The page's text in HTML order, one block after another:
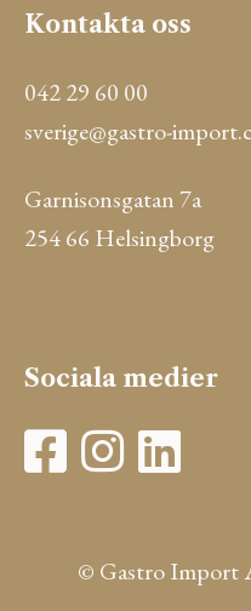
Kontakta oss
042 29 60 00
sverige@gastro-
Garnisonsgatan 7a
254 66 Helsingborg
Sociala medier
© Gastro Import